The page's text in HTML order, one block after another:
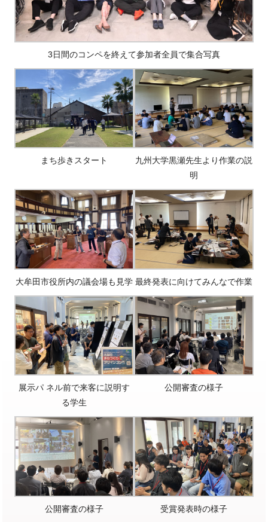
3日間のコンペを終えて参加者全員で集合写真
まち歩きスタート
九州大学黒瀬先生より作業の説
明
大牟田市役所内の議会場も見学 最終発表に向けてみんなで作業
展示パ ネル前で来客に説明す
る学生
公開審査の様子
公開審査の様子 受賞発表時の様子